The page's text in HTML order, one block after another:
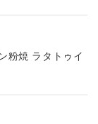
粉焼 ラタトゥイ